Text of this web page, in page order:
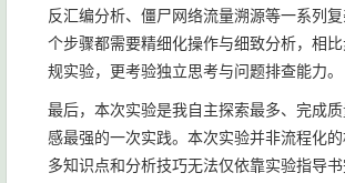
反汇编分析、僵尸网络流量溯源等一系列
个步骤都需要精细化操作与细致分析，相
规实验，更考验独立思考与问题排查能力。
最后，本次实验是我自主探索最多、完成
感最强的一次实践。本次实验并非流程化
多知识点和分析技巧无法仅依靠实验指导